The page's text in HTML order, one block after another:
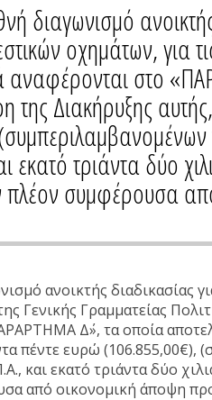
διαγωνισμό
οχημάτων, για
αναφέρονται στο
Διακήρυξης
τριάντα δύο
πλέον συμφέρουσα
ανοικτής διαδικασίας
Γενικής Γραμματείας
Δ΄», τα οποία
πέντε ευρώ
και εκατό τριάντα δύο
από οικονομική άποψη